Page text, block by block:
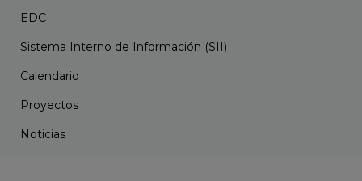
EDC
Sistema Interno de Información (SII)
Calendario
Proyectos
Noticias